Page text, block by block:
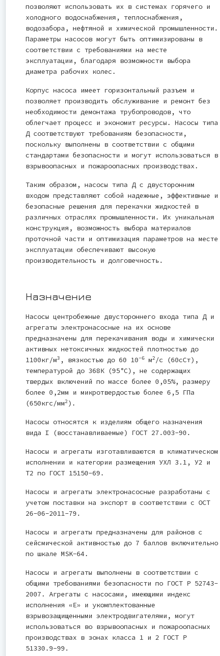
позволяют использовать их в системах горячего и
холодного водоснабжения, теплоснабжения,
водозабора, нефтяной и химической промышленности.
Параметры насосов могут быть оптимизированы в
соответствии с требованиями на месте
эксплуатации, благодаря возможности выбора
диаметра рабочих колес.
Корпус насоса имеет горизонтальный разъем и
позволяет производить обслуживание и ремонт без
необходимости демонтажа трубопроводов, что
облегчает процесс и экономит ресурсы. Насосы типа
Д соответствуют требованиям безопасности,
поскольку выполнены в соответствии с общими
стандартами безопасности и могут использоваться в
взрывоопасных и пожароопасных производствах.
Таким образом, насосы типа Д с двусторонним
входом представляют собой надежные, эффективные и
безопасные решения для перекачки жидкостей в
различных отраслях промышленности. Их уникальная
конструкция, возможность выбора материалов
проточной части и оптимизация параметров на месте
эксплуатации обеспечивают высокую
производительность и долговечность.
Назначение
Насосы центробежные двустороннего входа типа Д и
агрегаты электронасосные на их основе
предназначены для перекачивания воды и химически
активных нетоксичных жидкостей плотностью до
1100кг/м3 , вязкостью до 60 10-6 м2/с (60сСт),
температурой до 368К (95°С), не содержащих
твердых включений по массе более 0,05%, размеру
более 0,2мм и микротвердостью более 6,5 ГПа
(650кгс/мм2).
Насосы относятся к изделиям общего назначения
вида I (восстанавливаемые) ГОСТ 27.003-90.
Насосы и агрегаты изготавливаются в климатическом
исполнении и категории размещения УХЛ 3.1, У2 и
Т2 по ГОСТ 15150-69.
Насосы и агрегаты электронасосные разработаны с
учетом поставки на экспорт в соответствии с ОСТ
26-06-2011-79.
Насосы и агрегаты предназначены для районов с
сейсмической активностью до 7 баллов включительно
по шкале MSK-64.
Насосы и агрегаты выполнены в соответствии с
общими требованиями безопасности по ГОСТ Р 52743-
2007. Агрегаты с насосами, имеющими индекс
исполнения «Е» и укомплектованные
взрывозащищенными электродвигателями, могут
использоваться во взрывоопасных и пожароопасных
производствах в зонах класса 1 и 2 ГОСТ Р
51330.9-99.